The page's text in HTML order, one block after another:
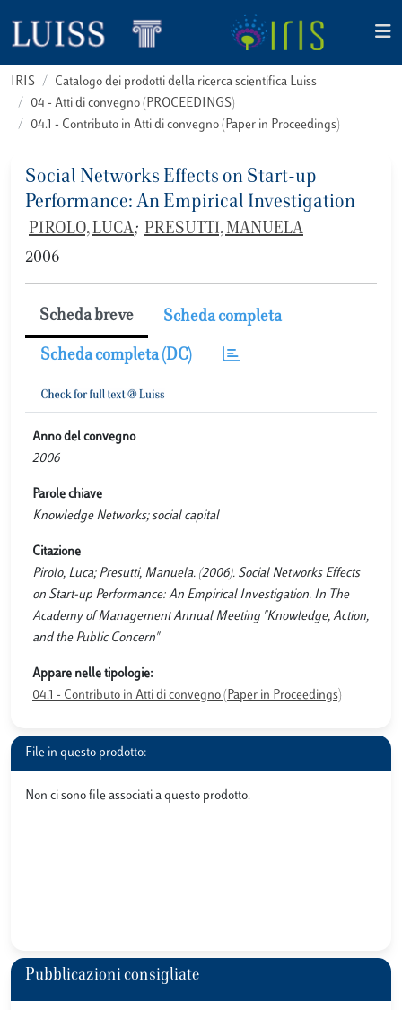
IRIS
Catalogo dei prodotti della ricerca scientifica Luiss
04 - Atti di convegno (PROCEEDINGS)
04.1 - Contributo in Atti di convegno (Paper in Proceedings)
Social Networks Effects on Start-up
Performance: An Empirical Investigation
PIROLO, LUCA; PRESUTTI, MANUELA
2006
Scheda breve Scheda completa
Scheda completa (DC)
Anno del convegno
2006
Parole chiave
Knowledge Networks; social capital
Citazione
Pirolo, Luca; Presutti, Manuela. (2006). Social Networks Effects
on Start-up Performance: An Empirical Investigation. In The
Academy of Management Annual Meeting "Knowledge, Action,
and the Public Concern"
Appare nelle tipologie:
04.1 - Contributo in Atti di convegno (Paper in Proceedings)
File in questo prodotto:
Non ci sono file associati a questo prodotto.
Pubblicazioni consigliate